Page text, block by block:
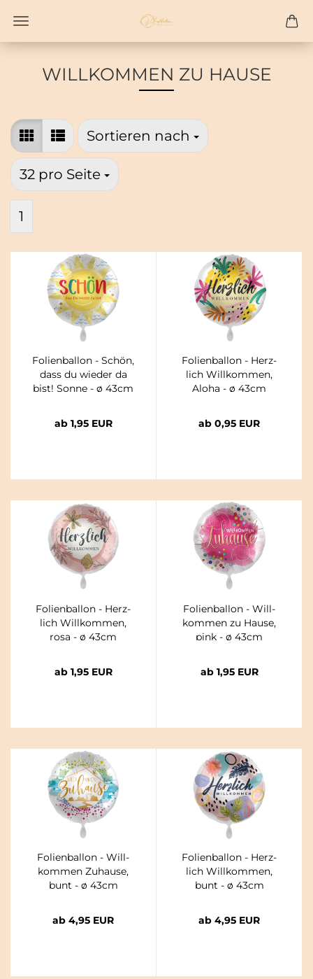
WILLKOMMEN ZU HAUSE
Sortieren nach
Sortieren nach
32 pro Seite
pro Seite
1
Fo­li­en­bal­lon - Schön,
dass du wie­der da
bist! Sonne - ø 43cm
ab 1,95 EUR
Fo­li­en­bal­lon - Herz­
lich Will­kom­men,
Aloha - ø 43cm
ab 0,95 EUR
Fo­li­en­bal­lon - Herz­
lich Will­kom­men,
rosa - ø 43cm
ab 1,95 EUR
Fo­li­en­bal­lon - Will­
kom­men zu Hause,
pink - ø 43cm
ab 1,95 EUR
Fo­li­en­bal­lon - Will­
kom­men Zu­hau­se,
bunt - ø 43cm
ab 4,95 EUR
Fo­li­en­bal­lon - Herz­
lich Will­kom­men,
bunt - ø 43cm
ab 4,95 EUR